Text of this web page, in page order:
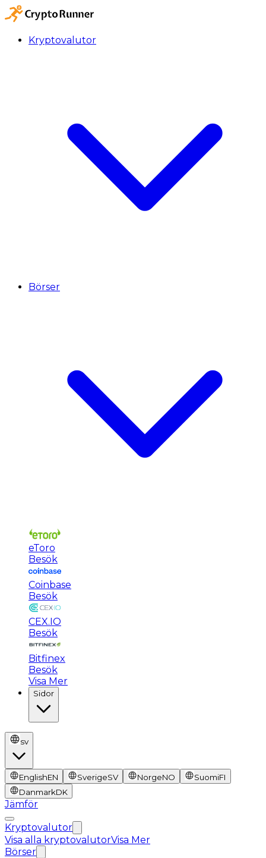
Kryptovalutor
Börser
eToro
Besök
Coinbase
Besök
CEX.IO
Besök
Bitfinex
Besök
Visa Mer
Sidor
sv
EnglishEN SverigeSV NorgeNO SuomiFI
DanmarkDK
Jämför
Kryptovalutor
Visa alla kryptovalutorVisa Mer
Börser